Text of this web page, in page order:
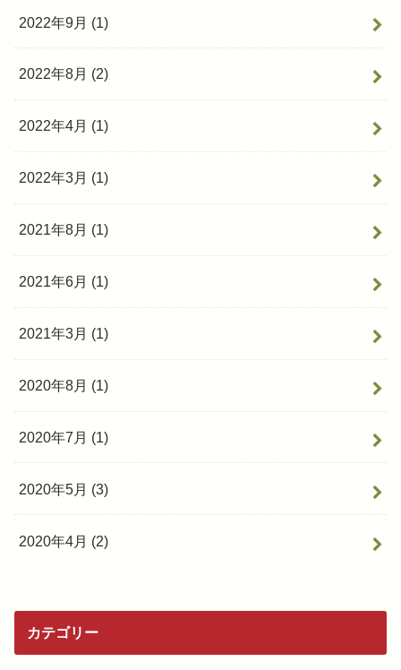
2022年9月 (1)
2022年8月 (2)
2022年4月 (1)
2022年3月 (1)
2021年8月 (1)
2021年6月 (1)
2021年3月 (1)
2020年8月 (1)
2020年7月 (1)
2020年5月 (3)
2020年4月 (2)
カテゴリー